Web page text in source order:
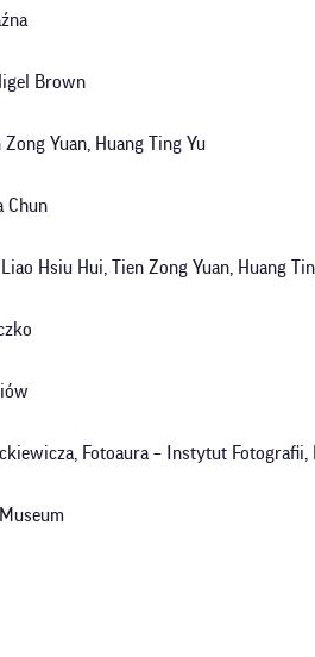
Brown
Yuan, Huang Ting Yu
Chun
Hsiu Hui, Tien Zong Yuan, Huang
Fotoaura – Instytut